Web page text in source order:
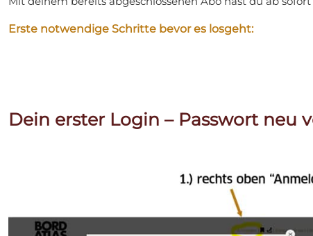
Erste notwendige Schritte bevor es losgeht:
Dein erster Login – Passwort neu